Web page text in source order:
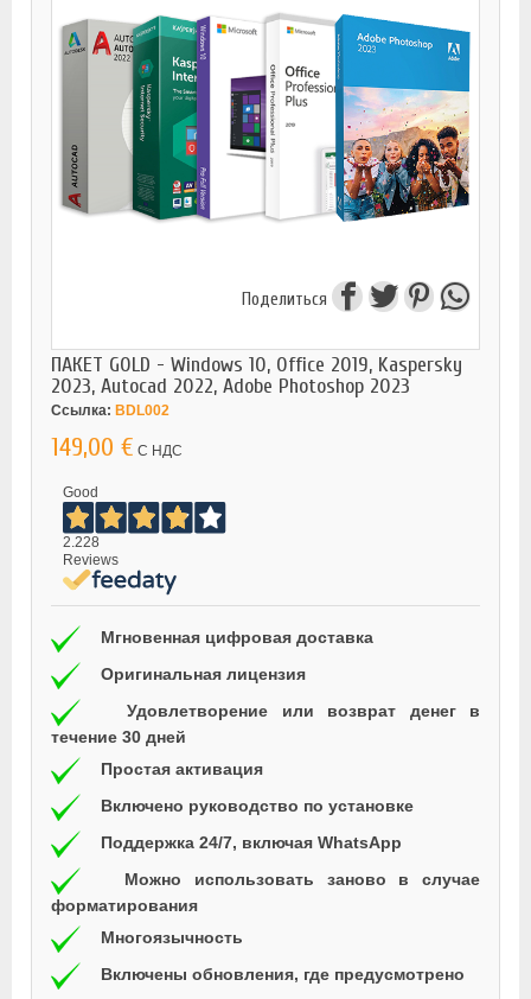
Поделиться
ПАКЕТ GOLD - Windows 10, Office 2019, Kaspersky
2023, Autocad 2022, Adobe Photoshop 2023
Ссылка: BDL002
149,00 € С НДС
Good
2.228
Reviews
Мгновенная цифровая доставка
Оригинальная лицензия
Удовлетворение или возврат денег в
течение 30 дней
Простая активация
Включено руководство по установке
Поддержка 24/7, включая WhatsApp
Можно использовать заново в случае
форматирования
Многоязычность
Включены обновления, где предусмотрено